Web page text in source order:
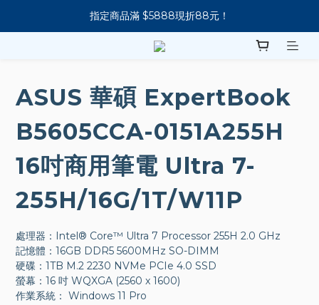
新會員下單 送 7-11 美式咖啡
指定商品滿 $5888現折88元！
新會員下單 送 7-11 美式咖啡
ASUS 華碩 ExpertBook
B5605CCA-0151A255H
16吋商用筆電 Ultra 7-
255H/16G/1T/W11P
處理器：Intel® Core™ Ultra 7 Processor 255H 2.0 GHz
記憶體：16GB DDR5 5600MHz SO-DIMM
硬碟：1TB M.2 2230 NVMe PCIe 4.0 SSD
螢幕：16 吋 WQXGA (2560 x 1600)
作業系統： Windows 11 Pro